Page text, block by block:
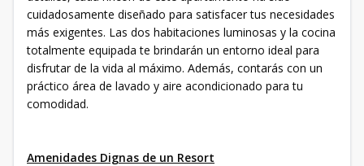
cuidadosamente diseñado para satisfacer tus necesidades
más exigentes. Las dos habitaciones luminosas y la cocina
totalmente equipada te brindarán un entorno ideal para
disfrutar de la vida al máximo. Además, contarás con un
práctico área de lavado y aire acondicionado para tu
comodidad.
Amenidades Dignas de un Resort